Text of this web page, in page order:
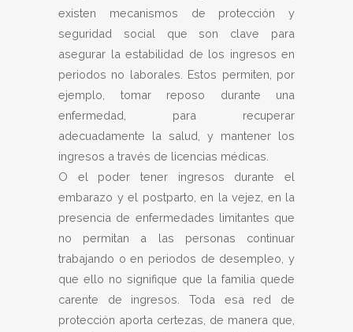
existen mecanismos de protección y
seguridad social que son clave para
asegurar la estabilidad de los ingresos en
periodos no laborales. Estos permiten, por
ejemplo, tomar reposo durante una
enfermedad, para recuperar
adecuadamente la salud, y mantener los
ingresos a través de licencias médicas.
O el poder tener ingresos durante el
embarazo y el postparto, en la vejez, en la
presencia de enfermedades limitantes que
no permitan a las personas continuar
trabajando o en periodos de desempleo, y
que ello no signifique que la familia quede
carente de ingresos. Toda esa red de
protección aporta certezas, de manera que,